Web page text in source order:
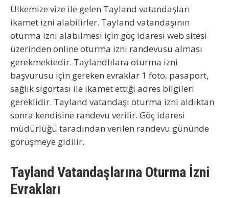
Ülkemize vize ile gelen Tayland vatandaşları
ikamet izni alabilirler. Tayland vatandaşının
oturma izni alabilmesi için göç idaresi web sitesi
üzerinden online oturma izni randevusu alması
gerekmektedir. Taylandlılara oturma izni
başvurusu için gereken evraklar 1 foto, pasaport,
sağlık sigortası ile ikamet ettiği adres bilgileri
gereklidir. Tayland vatandaşı oturma izni aldıktan
sonra kendisine randevu verilir. Göç idaresi
müdürlüğü taradından verilen randevu gününde
görüşmeye gidilir.
Tayland Vatandaşlarına Oturma İzni
Evrakları